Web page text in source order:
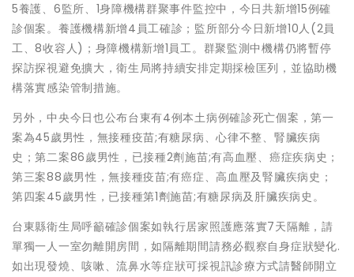
5養護、6監所、1身障機構群聚事件監控中，今日共新增15例確
診個案。養護機構新增4員工確診；監所部分今日新增10人(2員
工、8收容人)；身障機構新增1員工。群聚監測中機構仍將暫停
探訪探視避免擴大，衛生局將持續安排定期採檢匡列，並協助機
構落實感染管制措施。
另外，中央今日也公布台東有4例本土病例確診死亡個案，第一
案為45歲男性，無接種疫苗;有糖尿病、心律不整、腎臟疾病
史；第二案86歲男性，已接種2劑施苗;有高血壓、癌症疾病史；
第三案88歲男性，無接種疫苗;有癌症、高血壓及腎臟疾病史；
第四案45歲男性，已接種第1劑施苗;有糖尿病及肝臟疾病史。
台東縣衛生局呼籲確診個案如執行居家照護應落實7天隔離，請
單獨一人一室勿離開房間，如隔離期間請務必觀察自身症狀變化.
如出現發燒、咳嗽、流鼻水等症狀可採視訊診療方式請醫師開立